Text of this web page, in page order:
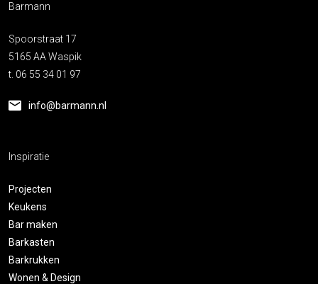
Barmann
Spoorstraat 17
5165 AA Waspik
t. 06 55 34 01 97
info@barmann.nl
Inspiratie
Projecten
Keukens
Bar maken
Barkasten
Barkrukken
Wonen & Design